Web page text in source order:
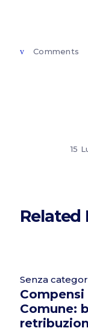
Comments
15
Related
Senza
Comune: